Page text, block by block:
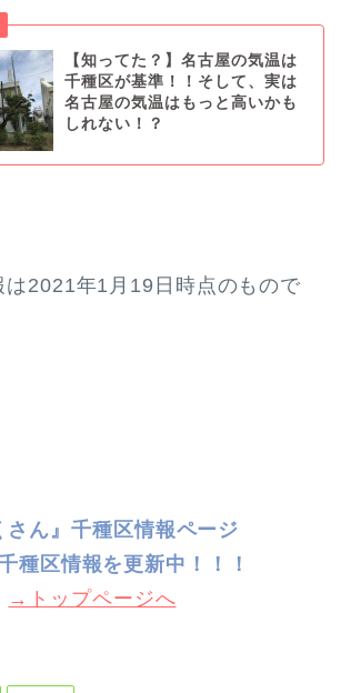
【知ってた？】名古屋の気温は
千種区が基準！！そして、実は
名古屋の気温はもっと高いかも
しれない！？
2021年1月19日時点のもので
さん』千種区情報ページ
種 区情報を更新中！！！
→トップページへ